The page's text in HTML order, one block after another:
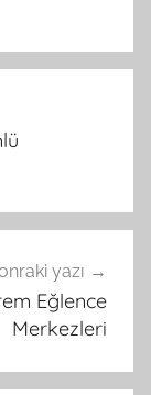
yazı
Eğlence
Merkezleri